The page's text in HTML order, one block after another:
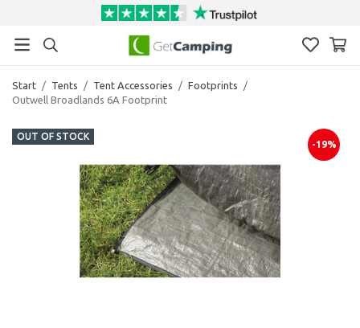
Start / Tents / Tent Accessories / Footprints
/
Outwell Broadlands 6A Footprint
OUT OF STOCK
-19%